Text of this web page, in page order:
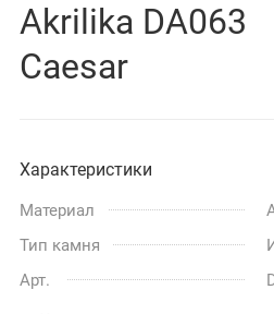
Akrilika DA063
Caesar
Характеристики
Материал
Тип камня
Арт.